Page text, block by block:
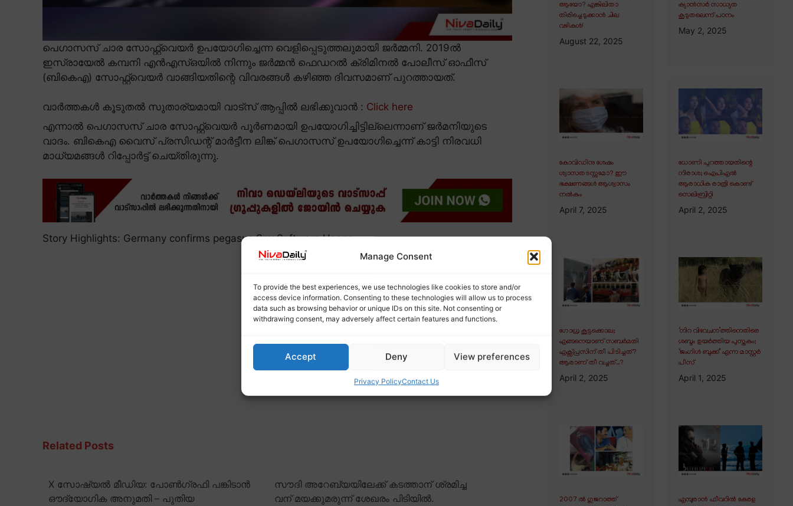
Manage Consent
To provide the best experiences, we use technologies like cookies to store and/or
access device information. Consenting to these technologies will allow us to process
data such as browsing behavior or unique IDs on this site. Not consenting or
withdrawing consent, may adversely affect certain features and functions.
Accept Deny View preferences
Privacy PolicyContact Us
പെഗാസസ് ചാര സോഫ്റ്റ്വെയർ ഉപയോഗിച്ചെന്ന വെളിപ്പെടുത്തലുമായി ജർമ്മനി. 2019ൽ
ഇസ്രായേൽ കമ്പനി എൻഎസ്ഒയിൽ നിന്നും ജർമ്മൻ ഫെഡറൽ ക്രിമിനൽ പോലീസ് ഓഫീസ്
(ബികെഎ) സോഫ്റ്റ്വെയർ വാങ്ങിയതിന്റെ വിവരങ്ങൾ കഴിഞ്ഞ ദിവസമാണ് പുറത്തായത്.
വാർത്തകൾ കൂടുതൽ സുതാര്യമായി വാട്സ് ആപ്പിൽ ലഭിക്കുവാൻ : Click here
എന്നാൽ പെഗാസസ് ചാര സോഫ്റ്റ്വെയർ പൂർണമായി ഉപയോഗിച്ചിട്ടില്ലെന്നാണ് ജർമനിയുടെ
വാദം. ബികെഎ വൈസ് പ്രസിഡന്റ് മാർട്ടീന ലിങ്ക് പെഗാസസ് ഉപയോഗിച്ചെന്ന് കാട്ടി നിരവധി
മാധ്യമങ്ങൾ റിപ്പോർട്ട് ചെയ്തിരുന്നു.
Story Highlights: Germany confirms pegasus Spy Software Usage.
Related Posts
X സോഷ്യൽ മീഡിയ: പോൺഗ്രഫി പങ്കിടാൻ
ഔദ്യോഗിക അനുമതി – പുതിയ
സൗദി അറേബ്യയിലേക്ക് കടത്താന് ശ്രമിച്ച
വന് മയക്കുമരുന്ന് ശേഖരം പിടിയിൽ.
ആയോ? എങ്കിലിതാ
തിരിച്ചെടുക്കാൻ ചില
വഴികൾ!
August 22, 2025
ക്യാൻസർ സാധ്യത
കൂടുതലെന്ന് പഠനം
May 2, 2025
കോവിഡിനു ശേഷം
ശ്വാസതടസ്സമോ? ഈ
ഭക്ഷണങ്ങൾ ആശ്വാസം
നൽകും
April 7, 2025
ധോണി പുറത്തായതിന്റെ
നിരാശ; ഐപിഎൽ
ആരാധിക രാത്രി കൊണ്ട്
സെലിബ്രിറ്റി
April 2, 2025
ഗോധ്ര കൂട്ടക്കൊല;
എങ്ങനെയാണ് സബർമതി
എക്സ്പ്രസിന് തീ പിടിച്ചത്?
ആരാണ് തീ വച്ചത്..?
April 2, 2025
‘നിറ വിവേചന’ത്തിനെതിരെ
ശബ്ദം ഉയർത്തിയ പുസ്തകം;
‘ജംഗിൾ ബുക്ക്’ എന്ന മാസ്റ്റർ
പീസ്
April 1, 2025
2007 ൽ ഗുജറാത്ത്
എമ്പുരാൻ ഫീവറിൽ കേരള